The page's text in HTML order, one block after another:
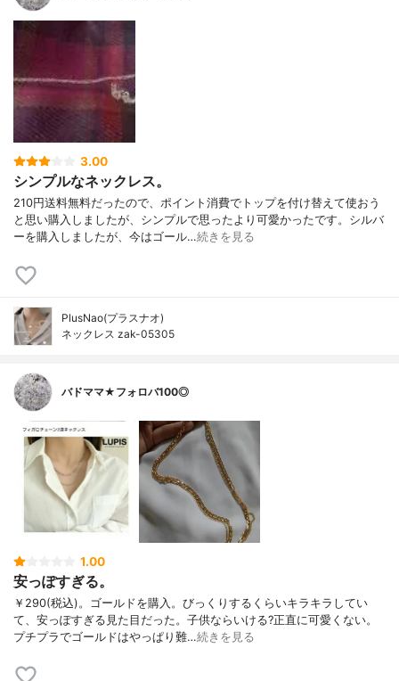
3.00
シンプルなネックレス。
210円送料無料だったので、ポイント消費でトップを付け替えて使おう
と思い購入しましたが、シンプルで思ったより可愛かったです。シルバ
ーを購入しましたが、今はゴール…続きを見る
PlusNao(プラスナオ)
ネックレス zak-05305
バドママ★フォロバ100◎
1.00
安っぽすぎる。
￥290(税込)。ゴールドを購入。びっくりするくらいキラキラしてい
て、安っぽすぎる見た目だった。子供ならいける?正直に可愛くない。
プチプラでゴールドはやっぱり難…続きを見る